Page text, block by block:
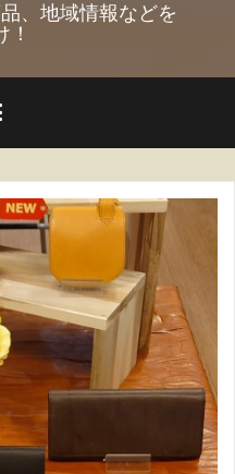
、地域情報などを
！